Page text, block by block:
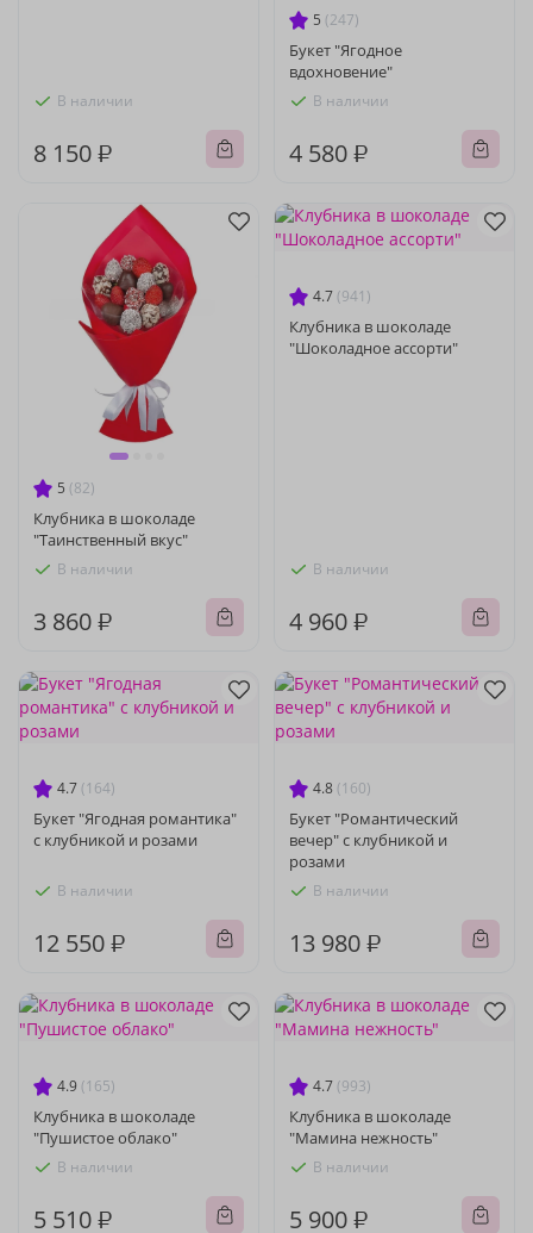
В наличии
8 150 ₽
5 (247)
Букет "Ягодное
вдохновение"
В наличии
4 580 ₽
5 (82)
Клубника в шоколаде
"Таинственный вкус"
В наличии
3 860 ₽
4.7 (941)
Клубника в шоколаде
"Шоколадное ассорти"
В наличии
4 960 ₽
4.7 (164)
Букет "Ягодная романтика"
с клубникой и розами
В наличии
12 550 ₽
4.8 (160)
Букет "Романтический
вечер" с клубникой и
розами
В наличии
13 980 ₽
4.9 (165)
Клубника в шоколаде
"Пушистое облако"
В наличии
5 510 ₽
4.7 (993)
Клубника в шоколаде
"Мамина нежность"
В наличии
5 900 ₽